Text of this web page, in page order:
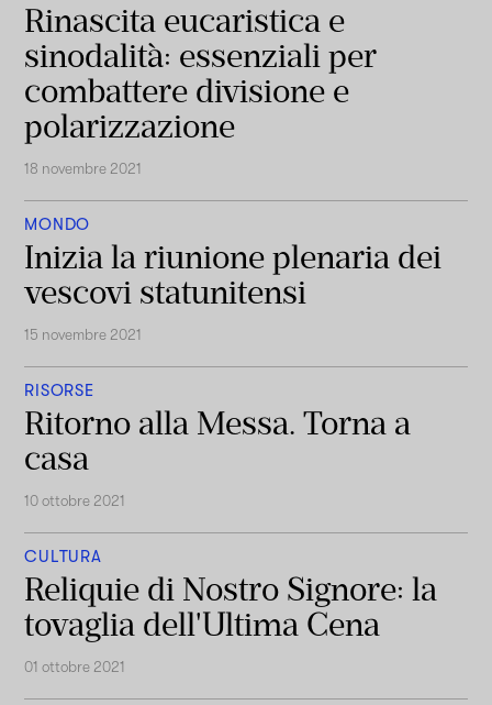
Rinascita eucaristica e
sinodalità: essenziali per
combattere divisione e
polarizzazione
18 novembre 2021
MONDO
Inizia la riunione plenaria dei
vescovi statunitensi
15 novembre 2021
RISORSE
Ritorno alla Messa. Torna a
casa
10 ottobre 2021
CULTURA
Reliquie di Nostro Signore: la
tovaglia dell'Ultima Cena
01 ottobre 2021